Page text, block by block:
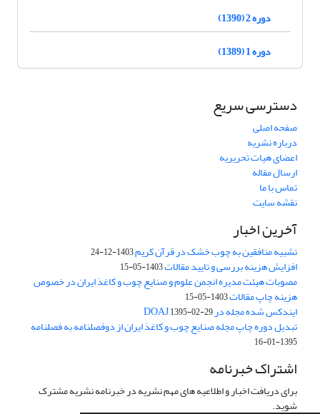
دوره 2 (1390)
دوره 1 (1389)
دسترسی سریع
صفحه اصلی
درباره نشریه
اعضای هیات تحریریه
ارسال مقاله
تماس با ما
نقشه سایت
آخرین اخبار
تشبیه منافقین به چوب خشک در قرآن کریم1403-12-24
افزایش هزینه بررسی و تایید مقالات1403-05-15
مصوبات هیئت مدیره انجمن علوم و صنایع چوب و کاغذ ایران در خصوص
هزینه چاپ مقالات1403-05-15
ایندکس شده مجله در DOAJ1395-02-29
تبدیل دوره چاپ مجله صنایع چوب و کاغذ ایران از دوفصلنامه به فصلنامه
1395-01-16
اشتراک خبرنامه
برای دریافت اخبار و اطلاعیه های مهم نشریه در خبرنامه نشریه مشترک
شوید.